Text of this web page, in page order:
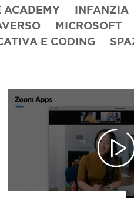
ACADEMY INFANZIA
MICROSOFT
E CODING